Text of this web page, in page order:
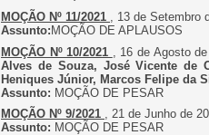
MOÇÃO Nº 11/2021 , 13 de Setembro
Assunto: MOÇÃO DE APLAUSOS
MOÇÃO Nº 10/2021 , 16 de Agosto
Alves de Souza, José Vicente de
Heniques Júnior, Marcos Felipe da
Assunto: MOÇÃO DE PESAR
MOÇÃO Nº 9/2021 , 21 de Junho de
Assunto: MOÇÃO DE PESAR